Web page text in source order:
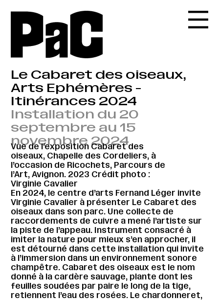
Le Cabaret des oiseaux,
Arts Ephémères -
Itinérances 2024
Installation du 20
septembre au 15
novembre 2024
Vue de l’exposition Cabaret des
oiseaux, Chapelle des Cordeliers, à
l’occasion de Ricochets, Parcours de
l’Art, Avignon. 2023 Crédit photo :
Virginie Cavalier
En 2024, le centre d’arts Fernand Léger invite
Virginie Cavalier à présenter Le Cabaret des
oiseaux dans son parc. ​Une collecte de
raccordements de cuivre a mené l’artiste sur
la piste de l’appeau. Instrument consacré à
imiter la nature pour mieux s’en approcher, il
est détourné dans cette installation qui invite
à l’immersion dans un environnement sonore
champêtre. Cabaret des oiseaux est le nom
donné à la cardère sauvage, plante dont les
feuilles soudées par paire le long de la tige,
retiennent l’eau des rosées. Le chardonneret,